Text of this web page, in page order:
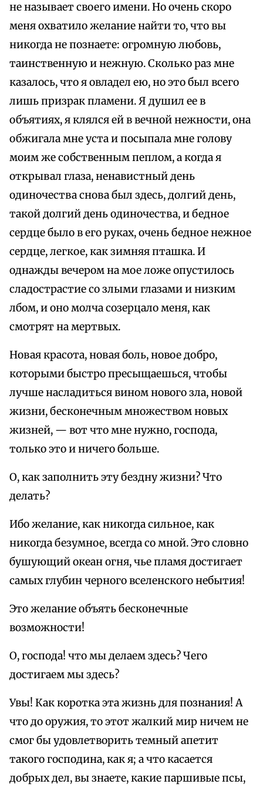
не называет своего имени. Но очень скоро
меня охватило желание найти то, что вы
никогда не познаете: огромную любовь,
таинственную и нежную. Сколько раз мне
казалось, что я овладел ею, но это был всего
лишь призрак пламени. Я душил ее в
объятиях, я клялся ей в вечной нежности, она
обжигала мне уста и посыпала мне голову
моим же собственным пеплом, а когда я
открывал глаза, ненавистный день
одиночества снова был здесь, долгий день,
такой долгий день одиночества, и бедное
сердце было в его руках, очень бедное нежное
сердце, легкое, как зимняя пташка. И
однажды вечером на мое ложе опустилось
сладострастие со злыми глазами и низким
лбом, и оно молча созерцало меня, как
смотрят на мертвых.
Новая красота, новая боль, новое добро,
которыми быстро пресыщаешься, чтобы
лучше насладиться вином нового зла, новой
жизни, бесконечным множеством новых
жизней, — вот что мне нужно, господа,
только это и ничего больше.
О, как заполнить эту бездну жизни? Что
делать?
Ибо желание, как никогда сильное, как
никогда безумное, всегда со мной. Это словно
бушующий океан огня, чье пламя достигает
самых глубин черного вселенского небытия!
Это желание объять бесконечные
возможности!
О, господа! что мы делаем здесь? Чего
достигаем мы здесь?
Увы! Как коротка эта жизнь для познания! А
что до оружия, то этот жалкий мир ничем не
смог бы удовлетворить темный апетит
такого господина, как я; а что касается
добрых дел, вы знаете, какие паршивые псы,